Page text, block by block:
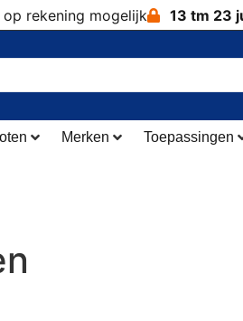
rekening mogelijk 13 tm 23
Merken Toepassingen